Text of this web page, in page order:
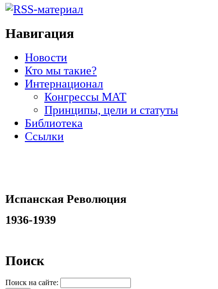
Навигация
Новости
Кто мы такие?
Интернационал
Конгрессы МАТ
Принципы, цели и статуты
Библиотека
Ссылки
Испанская Революция
1936-1939
Поиск
Поиск на сайте: